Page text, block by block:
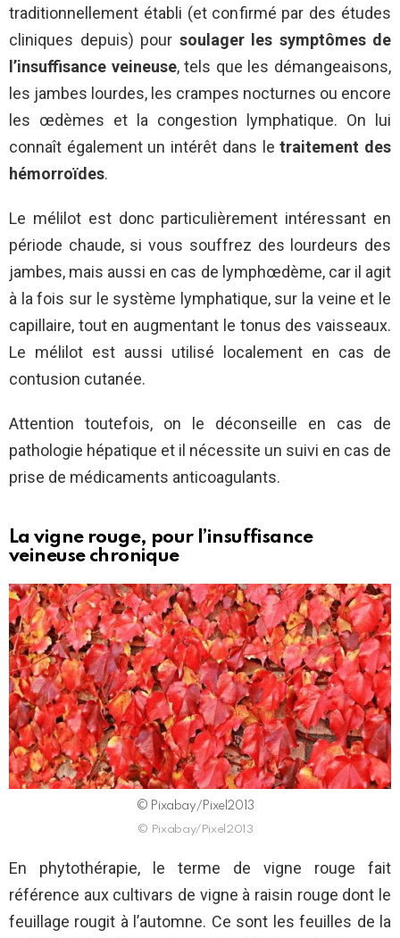
traditionnellement établi (et confirmé par des études
cliniques depuis) pour soulager les symptômes de
l’insuffisance veineuse, tels que les démangeaisons,
les jambes lourdes, les crampes nocturnes ou encore
les œdèmes et la congestion lymphatique. On lui
connaît également un intérêt dans le traitement des
hémorroïdes.
Le mélilot est donc particulièrement intéressant en
période chaude, si vous souffrez des lourdeurs des
jambes, mais aussi en cas de lymphœdème, car il agit
à la fois sur le système lymphatique, sur la veine et le
capillaire, tout en augmentant le tonus des vaisseaux.
Le mélilot est aussi utilisé localement en cas de
contusion cutanée.
Attention toutefois, on le déconseille en cas de
pathologie hépatique et il nécessite un suivi en cas de
prise de médicaments anticoagulants.
La vigne rouge, pour l’insuffisance
veineuse chronique
© Pixabay/Pixel2013
© Pixabay/Pixel2013
En phytothérapie, le terme de vigne rouge fait
référence aux cultivars de vigne à raisin rouge dont le
feuillage rougit à l’automne. Ce sont les feuilles de la